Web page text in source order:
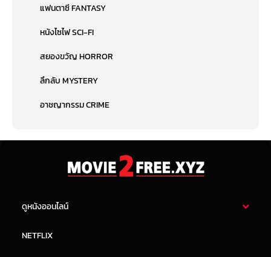
แฟนตาซี FANTASY
หนังไซไฟ SCI-FI
สยองขวัญ HORROR
ลึกลับ MYSTERY
อาชญากรรม CRIME
ดูหนังออนไลน์
NETFLIX